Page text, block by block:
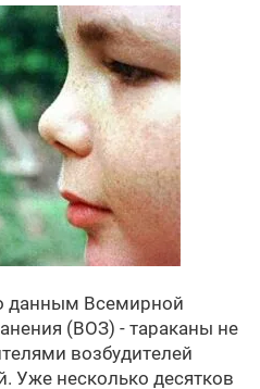
данным Всемирной
(ВОЗ) - тараканы не
возбудителей
Уже несколько десятков